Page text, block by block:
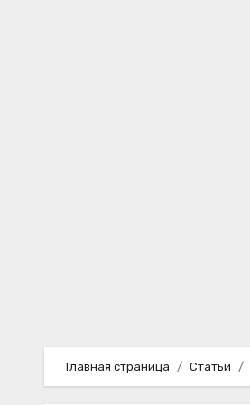
Главная страница Статьи